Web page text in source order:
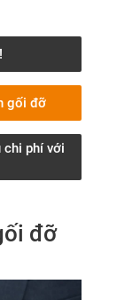
gối đỡ
chi phí với
đỡ